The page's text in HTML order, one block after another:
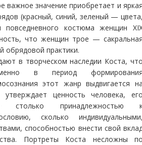
важное значение приобретает и
(красный, синий, зеленый —
повседневного костюма женщин
что женщин трое —
обрядовой практики.
в творческом наследии Коста,
в период
этот жанр выдвигается
ценность человека,
столько принадлежностью
сколько
способностью внести свой
Портреты Коста несложны